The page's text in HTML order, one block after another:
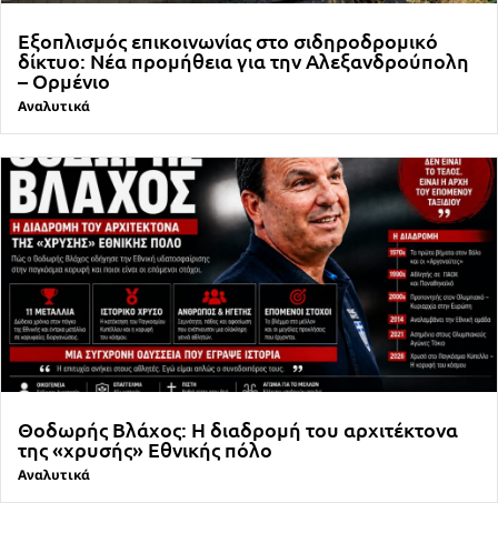
Εξοπλισμός επικοινωνίας στο σιδηροδρομικό
δίκτυο: Νέα προμήθεια για την Αλεξανδρούπολη
– Ορμένιο
Αναλυτικά
Θοδωρής Βλάχος: Η διαδρομή του αρχιτέκτονα
της «χρυσής» Εθνικής πόλο
Αναλυτικά